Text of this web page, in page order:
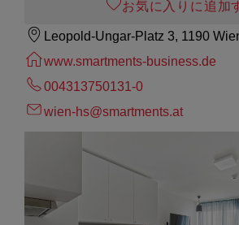
お気に入りに追加
Leopold-Ungar-Platz 3, 1190
www.smartments-business.de
004313750131-0
wien-hs@smartments.at